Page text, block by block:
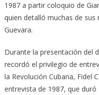
1987 a partir coloquio de
quien detalló muchas de
Guevara.
Durante la presentación del
recordó el privilegio de
la Revolución Cubana, Fidel
entrevista de 1987, que duró